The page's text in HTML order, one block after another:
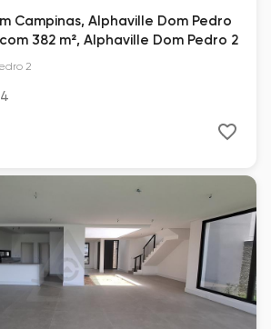
Campinas, Alphaville Dom Pedro
382 m², Alphaville Dom Pedro 2
2
4